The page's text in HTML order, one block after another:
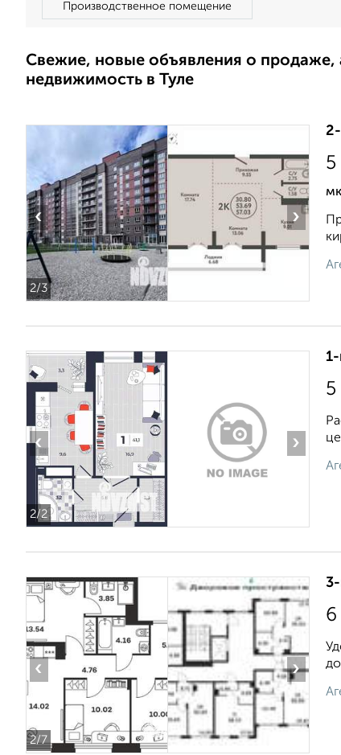
Производственное помещение
Свежие, новые объявления о
недвижимость в Туле
2/3
‹ ›
2/2
‹ ›
5
2/7
‹ ›
6